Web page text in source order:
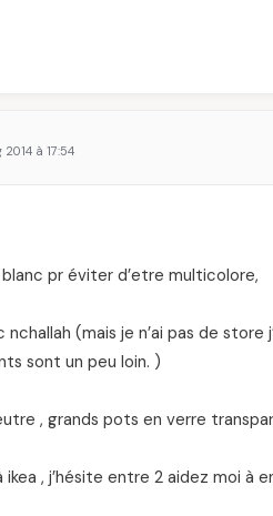
2014 à 17:54
pr éviter d’etre multicolore,
(mais je n’ai pas de
sont un peu loin. )
, grands pots en verre
, j’hésite entre 2 aidez moi à